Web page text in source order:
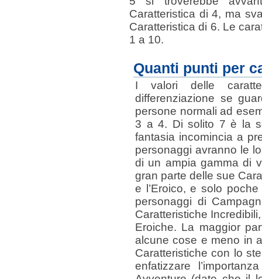
Caratteristica di 4, ma
Caratteristica di 6. Le
1 a 10.
Quanti punti per
I valori delle
differenziazione se
persone normali ad
3 a 4. Di solito 7 è la
fantasia incomincia a
personaggi avranno le
di un ampia gamma di
gran parte delle sue
e l’Eroico, e solo
personaggi di
Caratteristiche
Eroiche. La maggior
alcune cose e meno in
Caratteristiche con lo
enfatizzare